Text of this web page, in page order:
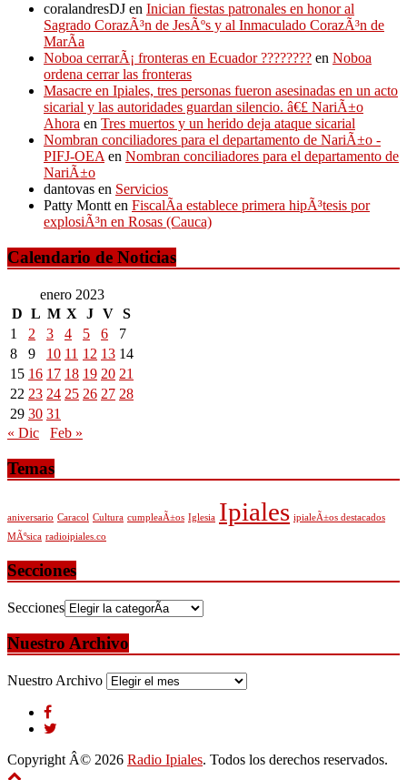
coralandresDJ en Inician fiestas patronales en honor al
Sagrado CorazÃ³n de JesÃºs y al Inmaculado CorazÃ³n de
MarÃ­a
Noboa cerrarÃ¡ fronteras en Ecuador ???????? en Noboa
ordena cerrar las fronteras
Masacre en Ipiales, tres personas fueron asesinadas en un acto
sicarial y las autoridades guardan silencio. â€£ NariÃ±o
Ahora en Tres muertos y un herido deja ataque sicarial
Nombran conciliadores para el departamento de NariÃ±o -
PIFJ-OEAen Nombran conciliadores para el departamento de
NariÃ±o
dantovas en Servicios
Patty Montten FiscalÃ­a establece primera hipÃ³tesis por
explosiÃ³n en Rosas (Cauca)
Calendario de Noticias
enero 2023
D L M X J V S
1
2 3 4 5 6
7
8
9 10 11 12 13 14
15 16 17 18 19 20 21
22 23 24 25 26 27 28
29 30 31
« Dic
Feb »
Temas
aniversario Caracol Cultura cumpleaÃ±os Iglesia Ipiales ipialeÃ±os destacados
MÃºsica radioipiales.co
Secciones
Secciones
Nuestro Archivo
Nuestro Archivo
Copyright Â© 2026 Radio Ipiales. Todos los derechos reservados.